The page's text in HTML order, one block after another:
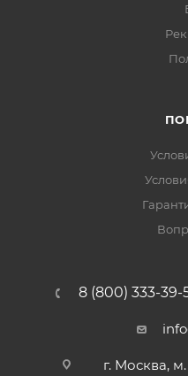
8 (800) 333-39-
г. Москва,